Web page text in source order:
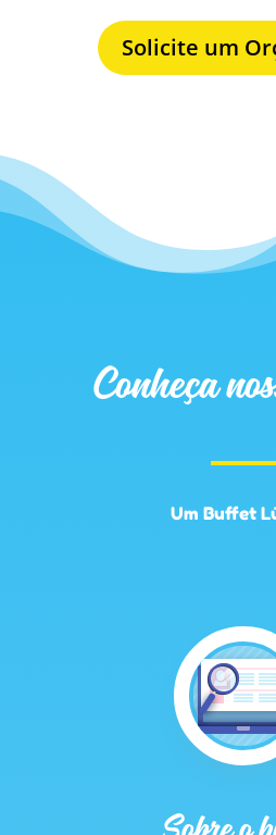
Solicite um
Conheça
Um Buffet